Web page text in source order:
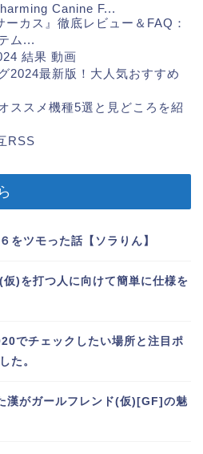
Canine F...
ーカス』徹底レビュー＆FAQ：
ム...
結果 動画
2024最新版！大人気おすすめ
ススメ機種5選と見どころを紹
RSS
をツモった話【ソラりん】
)を打つ人に向けて簡単に仕様を
でチェックしたい場所と注目ポ
た。
漢がガールフレンド(仮)[GF]の魅